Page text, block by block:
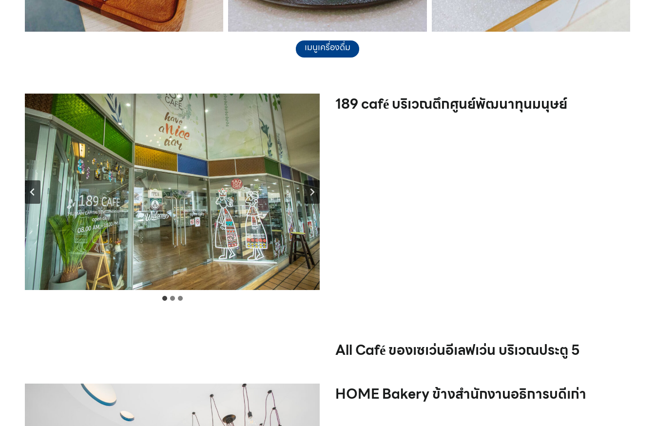
เมนูเครื่องดื่ม
189 café บริเวณตึกศูนย์พัฒนาทุนมนุษย์
All Café ของเซเว่นอีเลฟเว่น บริเวณประตู 5
HOME Bakery ข้างสำนักงานอธิการบดีเก่า